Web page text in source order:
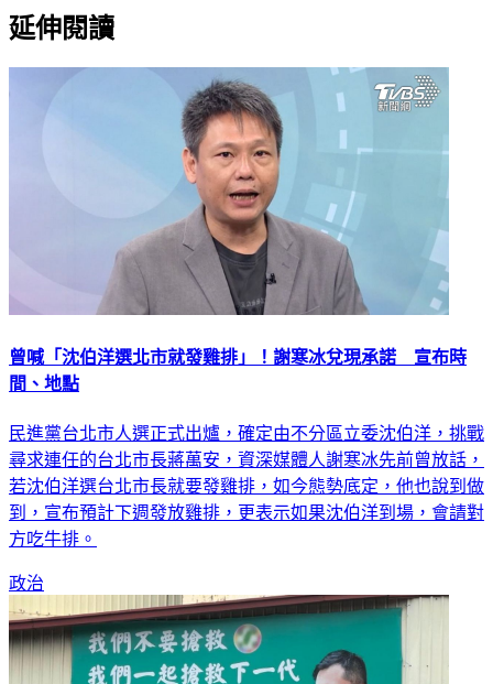
延伸閱讀
曾喊「沈伯洋選北市就發雞排」！謝寒冰兌現承諾 宣布時
間、地點
民進黨台北市人選正式出爐，確定由不分區立委沈伯洋，挑戰
尋求連任的台北市長蔣萬安，資深媒體人謝寒冰先前曾放話，
若沈伯洋選台北市長就要發雞排，如今態勢底定，他也說到做
到，宣布預計下週發放雞排，更表示如果沈伯洋到場，會請對
方吃牛排。
政治